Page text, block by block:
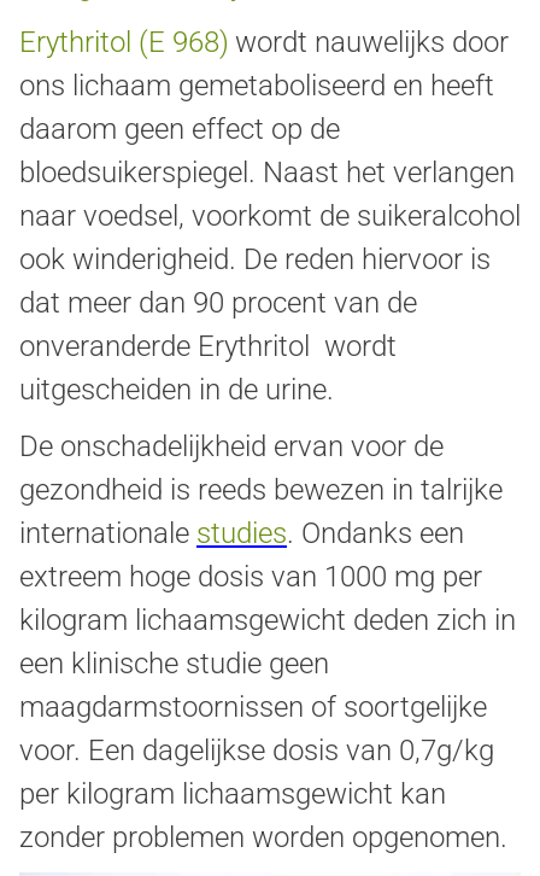
Erythritol (E 968) wordt nauwelijks door
ons lichaam gemetaboliseerd en heeft
daarom geen effect op de
bloedsuikerspiegel. Naast het verlangen
naar voedsel, voorkomt de suikeralcohol
ook winderigheid. De reden hiervoor is
dat meer dan 90 procent van de
onveranderde Erythritol wordt
uitgescheiden in de urine.
De onschadelijkheid ervan voor de
gezondheid is reeds bewezen in talrijke
internationale studies. Ondanks een
extreem hoge dosis van 1000 mg per
kilogram lichaamsgewicht deden zich in
een klinische studie geen
maagdarmstoornissen of soortgelijke
voor. Een dagelijkse dosis van 0,7g/kg
per kilogram lichaamsgewicht kan
zonder problemen worden opgenomen.